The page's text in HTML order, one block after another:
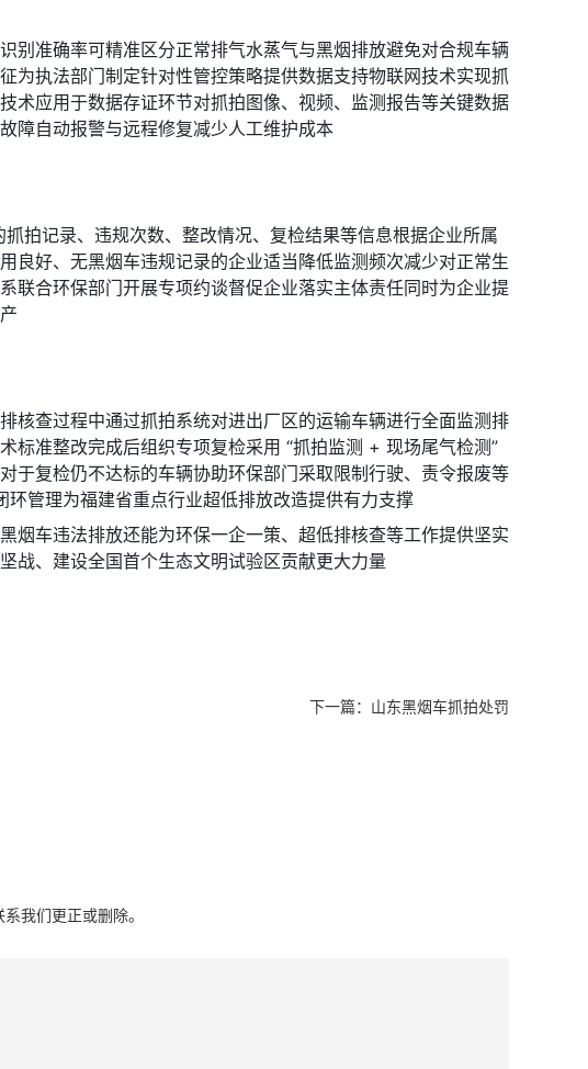
别准确率可精准区分正常排气水蒸气与黑烟排放避免对合规车辆
为执法部门制定针对性管控策略提供数据支持物联网技术实现抓
术应用于数据存证环节对抓拍图像、视频、监测报告等关键数据
障自动报警与远程修复减少人工维护成本
拍记录、违规次数、整改情况、复检结果等信息根据企业所属
良好、无黑烟车违规记录的企业适当降低监测频次减少对正常生
联合环保部门开展专项约谈督促企业落实主体责任同时为企业提
核查过程中通过抓拍系统对进出厂区的运输车辆进行全面监测排
标准整改完成后组织专项复检采用 “抓拍监测 + 现场尾气检测”
于复检仍不达标的车辆协助环保部门采取限制行驶、责令报废等
管理为福建省重点行业超低排放改造提供有力支撑
烟车违法排放还能为环保一企一策、超低排核查等工作提供坚实
战、建设全国首个生态文明试验区贡献更大力量
下一篇： 山东黑烟车抓拍处罚
我们更正或删除。